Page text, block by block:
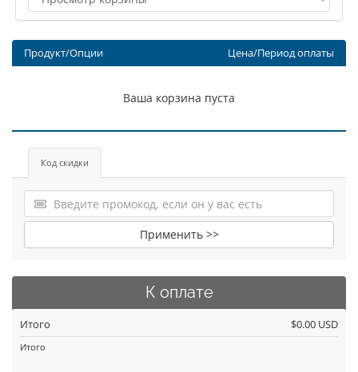
Продукт/Опции Цена/Период оплаты
Ваша корзина пуста
Код скидки
Применить >>
К оплате
Итого $0.00 USD
Итого